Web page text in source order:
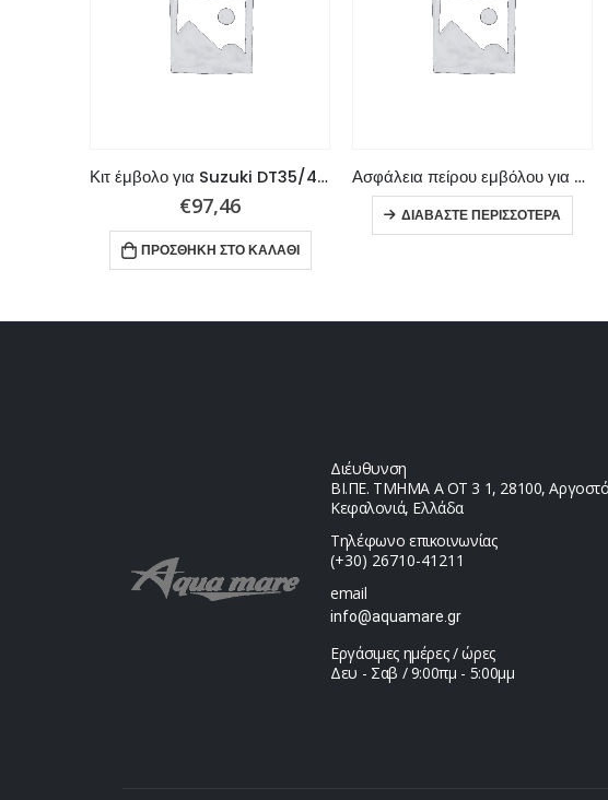
Κιτ έμβολο για Suzuki DT35/40C
€97,46
ΠΡΟΣΘΉΚΗ ΣΤΟ ΚΑΛΆΘΙ
Ασφάλεια πείρου εμβόλου για Suzuki DT35, DT40
ΔΙΑΒΆΣΤΕ ΠΕΡΙΣΣΌΤΕΡΑ
Διέυθυνση
ΒΙ.ΠΕ. ΤΜΗΜΑ Α ΟΤ 3 1, 28100,
Κεφαλονιά, Ελλάδα
Τηλέφωνο επικοινωνίας
(+30) 26710-41211
email
info@aquamare.gr
Εργάσιμες ημέρες / ώρες
Δευ - Σαβ / 9:00πμ - 5:00μμ